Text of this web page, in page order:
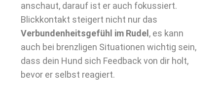
anschaut, darauf ist er auch fokussiert.
Blickkontakt steigert nicht nur das
Verbundenheitsgefühl im Rudel , es kann
auch bei brenzligen Situationen wichtig sein,
dass dein Hund sich Feedback von dir holt,
bevor er selbst reagiert.